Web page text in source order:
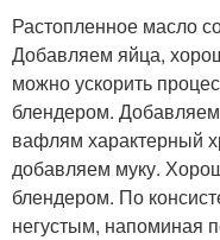
Растопленное масло
Добавляем яйца,
можно ускорить
блендером.
вафлям характерный
добавляем муку.
блендером. По
негустым, напоминая